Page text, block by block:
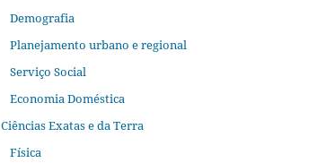
Demografia
Planejamento urbano e regional
Serviço Social
Economia Doméstica
Ciências Exatas e da Terra
Física